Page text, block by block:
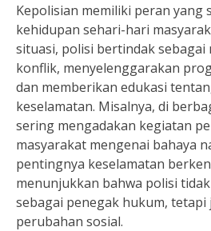
Kepolisian memiliki peran yang
kehidupan sehari-hari
situasi, polisi bertindak sebagai
konflik, menyelenggarakan
dan memberikan edukasi
keselamatan. Misalnya, di
sering mengadakan kegiatan
masyarakat mengenai bahaya
pentingnya keselamatan
menunjukkan bahwa polisi
sebagai penegak hukum, tetapi
perubahan sosial.